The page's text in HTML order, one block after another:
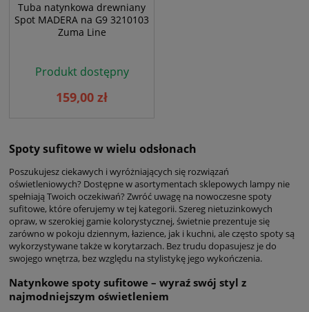
Tuba natynkowa drewniany
Spot MADERA na G9 3210103
Zuma Line
Produkt dostępny
159,00 zł
Spoty sufitowe w wielu odsłonach
Poszukujesz ciekawych i wyróżniających się rozwiązań
oświetleniowych? Dostępne w asortymentach sklepowych lampy nie
spełniają Twoich oczekiwań? Zwróć uwagę na nowoczesne spoty
sufitowe, które oferujemy w tej kategorii. Szereg nietuzinkowych
opraw, w szerokiej gamie kolorystycznej, świetnie prezentuje się
zarówno w pokoju dziennym, łazience, jak i kuchni, ale często spoty są
wykorzystywane także w korytarzach. Bez trudu dopasujesz je do
swojego wnętrza, bez względu na stylistykę jego wykończenia.
Natynkowe spoty sufitowe – wyraź swój styl z
najmodniejszym oświetleniem